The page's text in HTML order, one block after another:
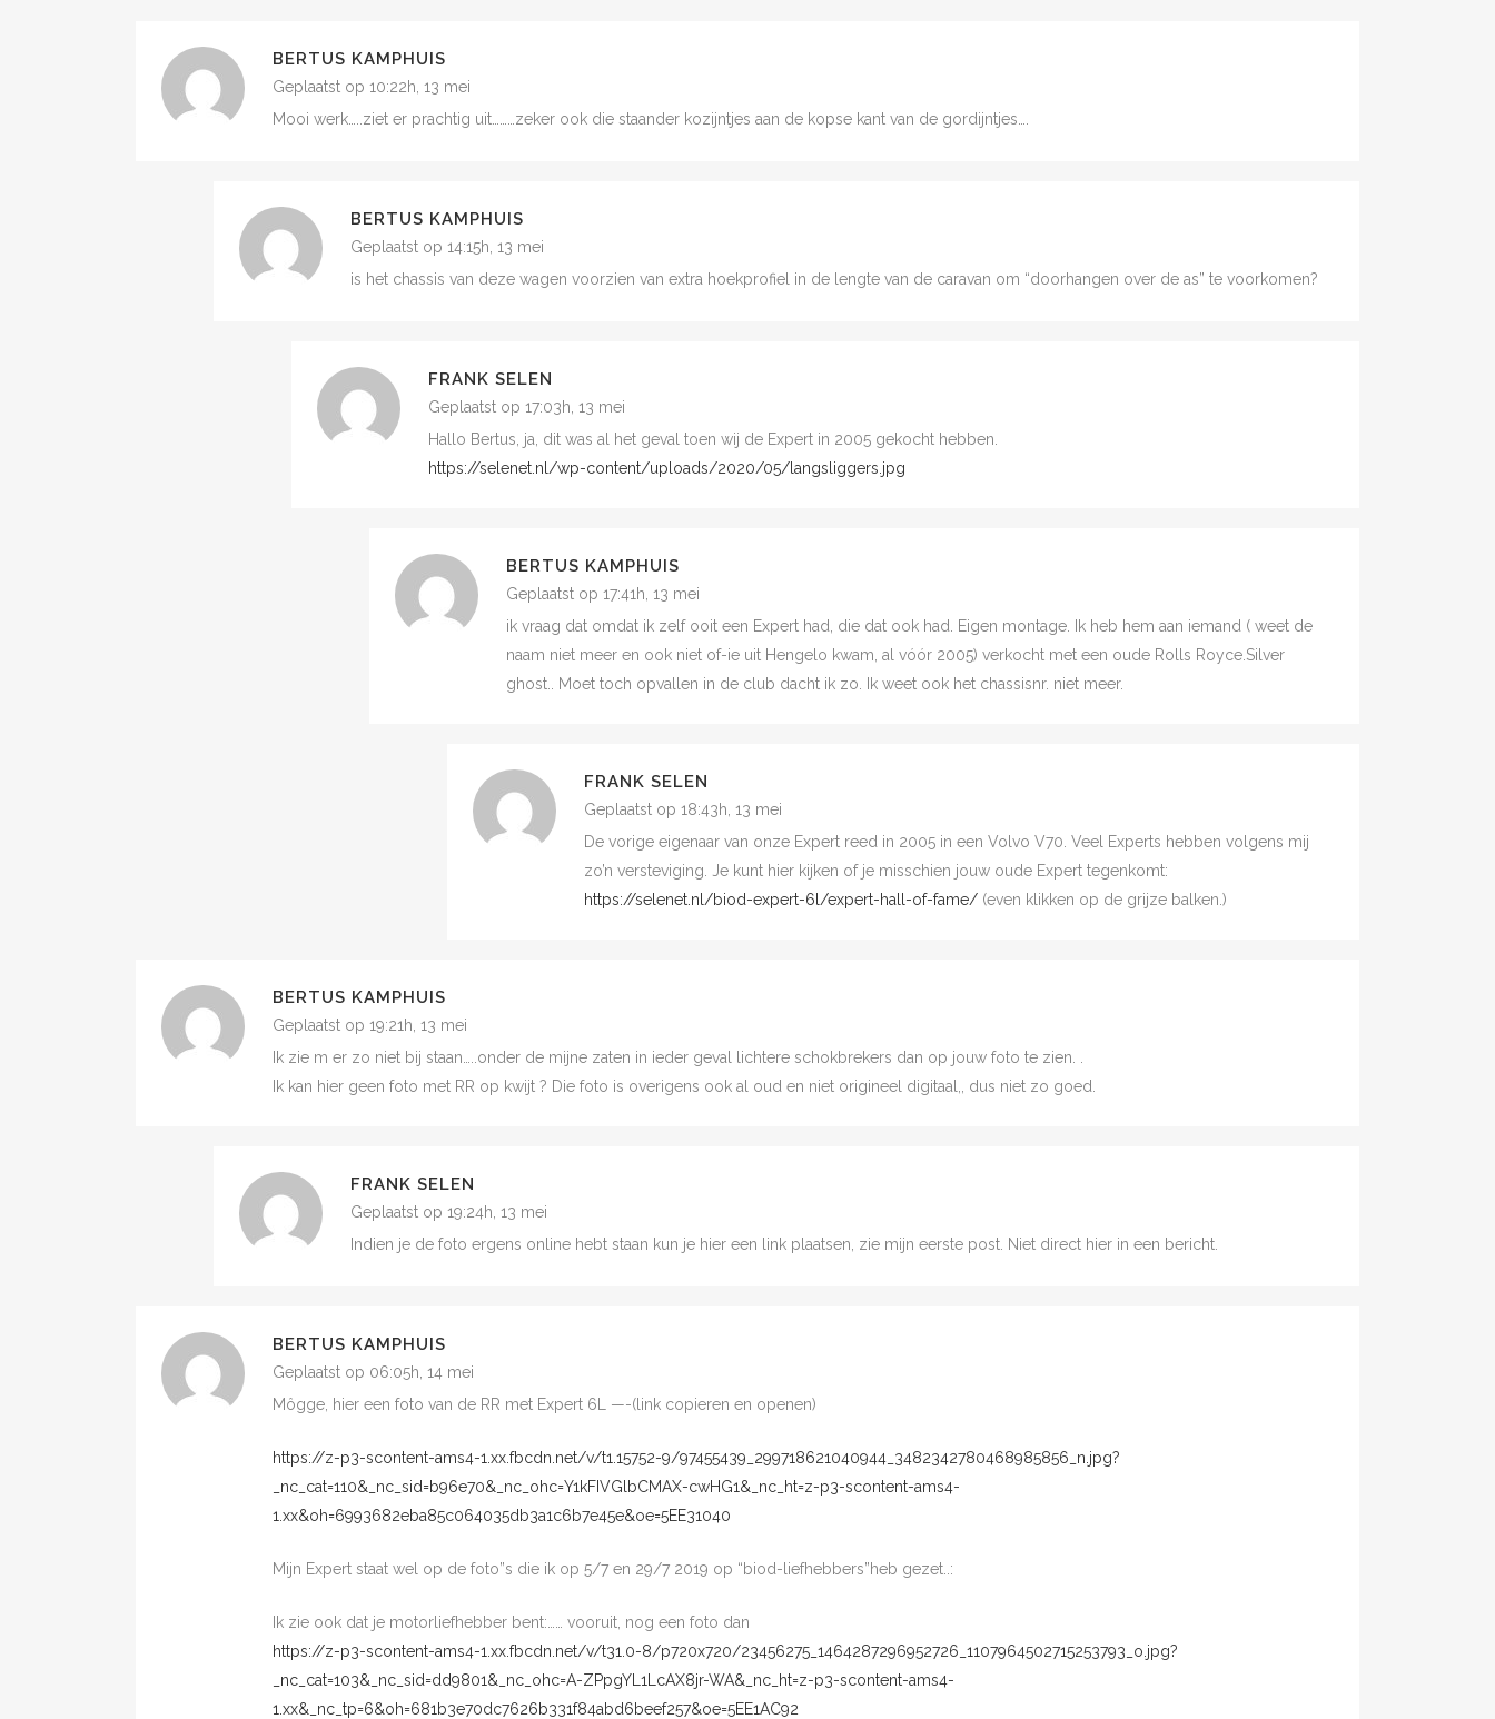
BERTUS KAMPHUIS
Geplaatst op 10:22h, 13 mei
Mooi werk…..ziet er prachtig uit………zeker ook die staander kozijntjes aan de kopse kant van de gordijntjes….
BERTUS KAMPHUIS
Geplaatst op 14:15h, 13 mei
is het chassis van deze wagen voorzien van extra hoekprofiel in de lengte van de caravan om “doorhangen over de as” te voorkomen?
FRANK SELEN
Geplaatst op 17:03h, 13 mei
Hallo Bertus, ja, dit was al het geval toen wij de Expert in 2005 gekocht hebben.
https://selenet.nl/wp-content/uploads/2020/05/langsliggers.jpg
BERTUS KAMPHUIS
Geplaatst op 17:41h, 13 mei
ik vraag dat omdat ik zelf ooit een Expert had, die dat ook had. Eigen montage. Ik heb hem aan iemand ( weet de
naam niet meer en ook niet of-ie uit Hengelo kwam, al vóór 2005) verkocht met een oude Rolls Royce.Silver
ghost.. Moet toch opvallen in de club dacht ik zo. Ik weet ook het chassisnr. niet meer.
FRANK SELEN
Geplaatst op 18:43h, 13 mei
De vorige eigenaar van onze Expert reed in 2005 in een Volvo V70. Veel Experts hebben volgens mij
zo’n versteviging. Je kunt hier kijken of je misschien jouw oude Expert tegenkomt:
https://selenet.nl/biod-expert-6l/expert-hall-of-fame/ (even klikken op de grijze balken.)
BERTUS KAMPHUIS
Geplaatst op 19:21h, 13 mei
Ik zie m er zo niet bij staan…..onder de mijne zaten in ieder geval lichtere schokbrekers dan op jouw foto te zien. .
Ik kan hier geen foto met RR op kwijt ? Die foto is overigens ook al oud en niet origineel digitaal,, dus niet zo goed.
FRANK SELEN
Geplaatst op 19:24h, 13 mei
Indien je de foto ergens online hebt staan kun je hier een link plaatsen, zie mijn eerste post. Niet direct hier in een bericht.
BERTUS KAMPHUIS
Geplaatst op 06:05h, 14 mei
Môgge, hier een foto van de RR met Expert 6L —-(link copieren en openen)
https://z-p3-scontent-ams4-1.xx.fbcdn.net/v/t1.15752-9/97455439_299718621040944_3482342780468985856_n.jpg?
_nc_cat=110&_nc_sid=b96e70&_nc_ohc=Y1kFIVGlbCMAX-cwHG1&_nc_ht=z-p3-scontent-ams4-
1.xx&oh=6993682eba85c064035db3a1c6b7e45e&oe=5EE31040
Mijn Expert staat wel op de foto”s die ik op 5/7 en 29/7 2019 op “biod-liefhebbers”heb gezet..:
Ik zie ook dat je motorliefhebber bent:…… vooruit, nog een foto dan
https://z-p3-scontent-ams4-1.xx.fbcdn.net/v/t31.0-8/p720x720/23456275_1464287296952726_1107964502715253793_o.jpg?
_nc_cat=103&_nc_sid=dd9801&_nc_ohc=A-ZPpgYL1LcAX8jr-WA&_nc_ht=z-p3-scontent-ams4-
1.xx&_nc_tp=6&oh=681b3e70dc7626b331f84abd6beef257&oe=5EE1AC92